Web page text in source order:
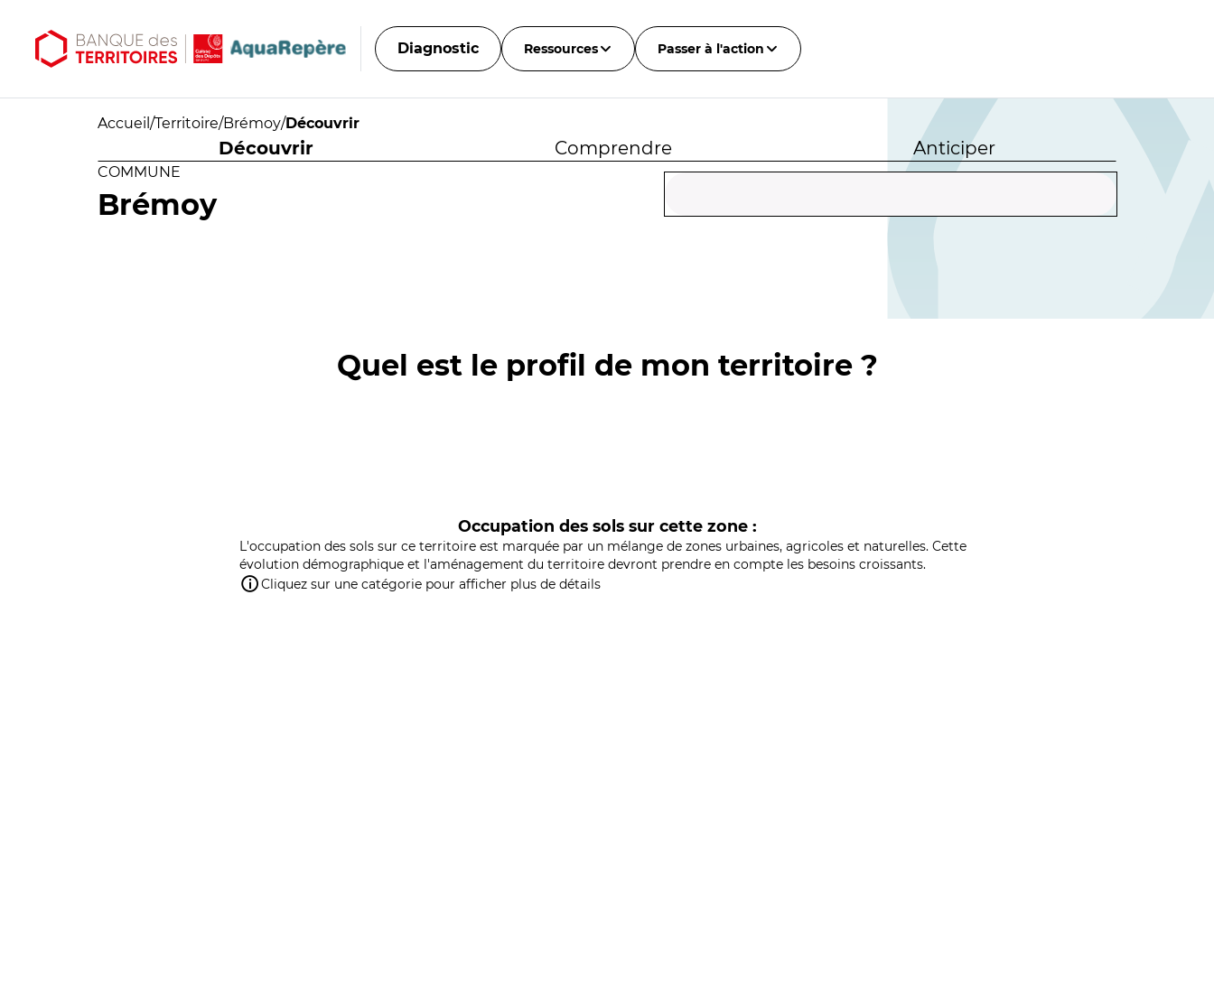
Diagnostic Ressources Passer à l'action
Accueil /Territoire/Brémoy/Découvrir
Découvrir Comprendre Anticiper
COMMUNE
Brémoy
Quel est le profil de mon territoire ?
Occupation des sols sur cette zone :
L'occupation des sols sur ce territoire est marquée par un mélange de zones urbaines, agricoles et naturelles. Cette
évolution démographique et l'aménagement du territoire devront prendre en compte les besoins croissants.
Cliquez sur une catégorie pour afficher plus de détails